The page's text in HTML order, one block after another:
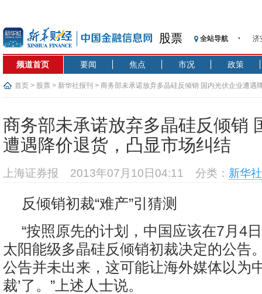
股票 全站导航
济
【
【
沥
频道首页 要闻 焦点 市况 政策
首页 > 股票 > 新华社报刊 > 商务部未承诺放弃多晶硅反倾销 国内光伏企业遭遇
商务部未承诺放弃多晶硅反倾销
遭遇降价退货，凸显市场纠结
上海证券报 2013年07月10日04:11 分类： 新华
反倾销初裁“难产”引猜测
“按照原先的计划，中国应该在7月4
太阳能级多晶硅反倾销初裁决定的公告
公告并未出来，这可能让海外媒体以为
裁’了。”上述人士说。